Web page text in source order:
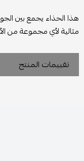
هذا الحذاء يجمع بين
مثالية لأي مجموعة من
تقييمات المنتج